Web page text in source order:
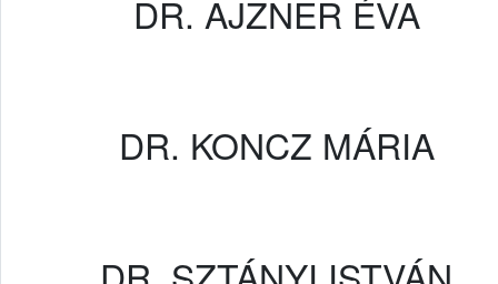
DR. AJZNER ÉVA
DR. KONCZ MÁRIA